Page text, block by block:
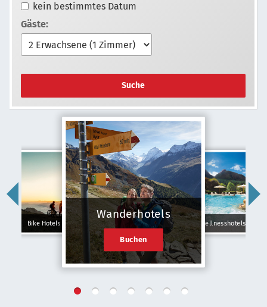
kein bestimmtes Datum
Gäste:
Suche
Bike Hotels
Wanderhotels
Buchen
Wellnesshotels